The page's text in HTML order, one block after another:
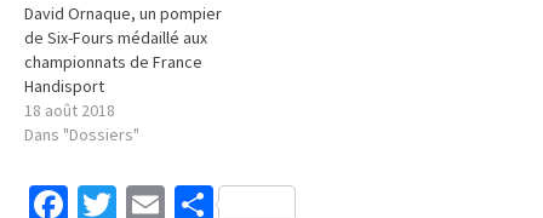
David Ornaque, un pompier
de Six-Fours médaillé aux
championnats de France
Handisport
18 août 2018
Dans "Dossiers"
Facebook
Twitter
EmailPartager